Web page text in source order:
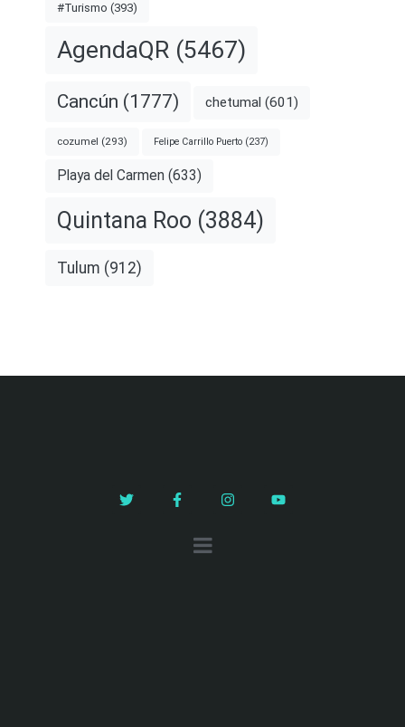
#Turismo (393)
AgendaQR (5467)
Cancún (1777) chetumal (601)
cozumel (293) Felipe Carrillo Puerto (237)
Playa del Carmen (633)
Quintana Roo (3884)
Tulum (912)